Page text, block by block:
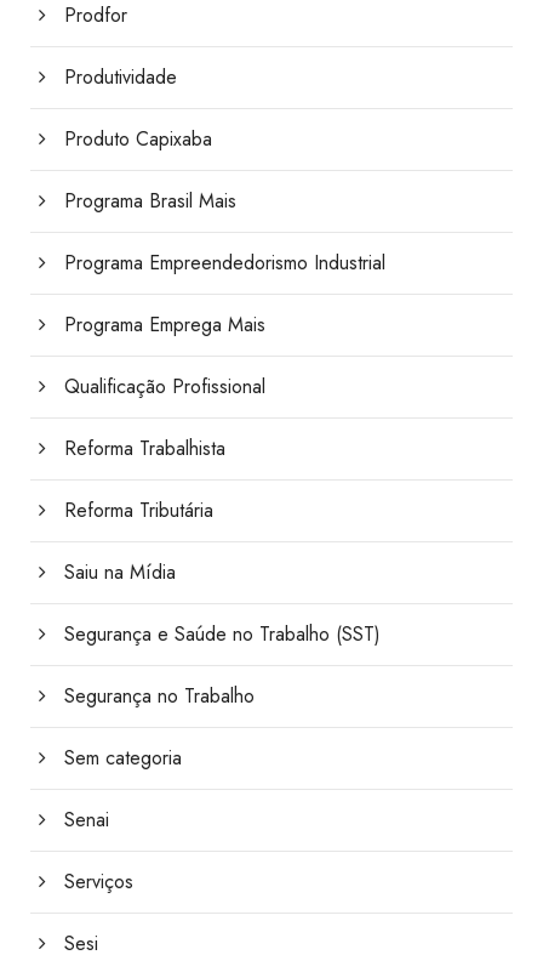
Prodfor
Produtividade
Produto Capixaba
Programa Brasil Mais
Programa Empreendedorismo Industrial
Programa Emprega Mais
Qualificação Profissional
Reforma Trabalhista
Reforma Tributária
Saiu na Mídia
Segurança e Saúde no Trabalho (SST)
Segurança no Trabalho
Sem categoria
Senai
Serviços
Sesi